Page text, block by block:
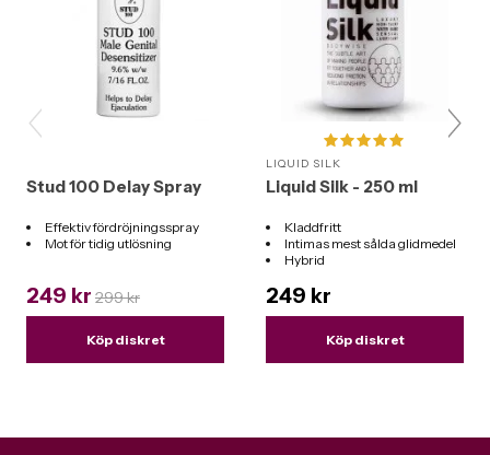
Stud 100 Delay Spray
Effektiv fördröjningsspray
Mot för tidig utlösning
249 kr 299 kr
Köp diskret
LIQUID SILK
Liquid Silk - 250 ml
Kladdfritt
Intimas mest sålda glidmedel
Hybrid
249 kr
Köp diskret